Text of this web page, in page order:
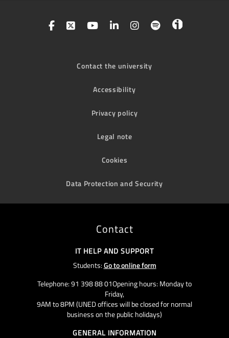
Contact the university
Accessibility
Privacy policy
Legal note
Cookies
Data Protection and Security
Contact
IT HELP AND SUPPORT
Students:Go to online form
Telephone: 91 398 88 01Opening hours: Monday to
Friday,
9AM to 8PM (UNED offices will be closed for normal
business on the public holidays)
GENERAL INFORMATION